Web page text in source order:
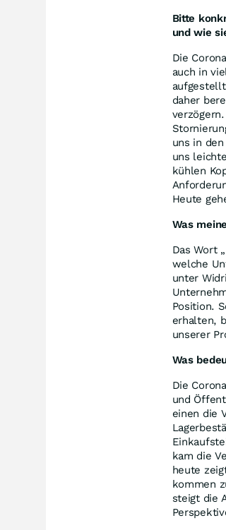
Bitte
und wie
Die
auch in
daher
uns in
uns
kühlen
Heute
Was
Das Wort
welche
unter
Position.
erhalten,
unserer
Was
Die
und
einen die
kam die
heute
kommen
steigt die